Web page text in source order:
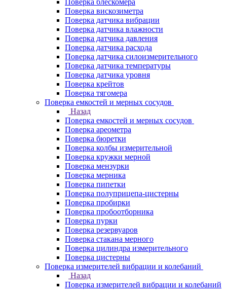
Поверка блескомера
Поверка вискозиметра
Поверка датчика вибрации
Поверка датчика влажности
Поверка датчика давления
Поверка датчика расхода
Поверка датчика силоизмерительного
Поверка датчика температуры
Поверка датчика уровня
Поверка крейтов
Поверка тягомера
Поверка емкостей и мерных сосудов
Назад
Поверка емкостей и мерных сосудов
Поверка ареометра
Поверка бюретки
Поверка колбы измерительной
Поверка кружки мерной
Поверка мензурки
Поверка мерника
Поверка пипетки
Поверка полуприцепа-цистерны
Поверка пробирки
Поверка пробоотборника
Поверка пурки
Поверка резервуаров
Поверка стакана мерного
Поверка цилиндра измерительного
Поверка цистерны
Поверка измерителей вибрации и колебаний
Назад
Поверка измерителей вибрации и колебаний